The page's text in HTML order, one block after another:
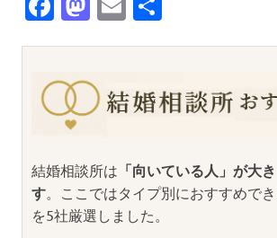
結婚相談所は 「向いている人」が大
す。ここではタイプ別におすすめで
を5社厳選しました。